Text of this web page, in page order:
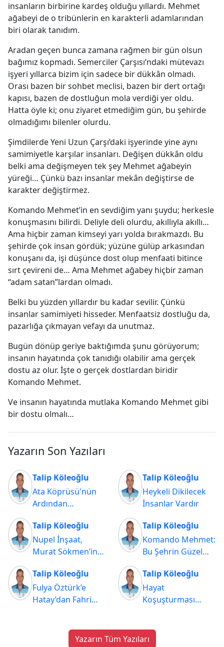
insanların birbirine kardeş olduğu yıllardı. Mehmet
ağabeyi de o tribünlerin en karakterli adamlarından
biri olarak tanıdım.
Aradan geçen bunca zamana rağmen bir gün olsun
bağımız kopmadı. Semerciler Çarşısı’ndaki mütevazı
işyeri yıllarca bizim için sadece bir dükkân olmadı.
Orası bazen bir sohbet meclisi, bazen bir dert ortağı
kapısı, bazen de dostluğun mola verdiği yer oldu.
Hatta öyle ki; onu ziyaret etmediğim gün, bu şehirde
olmadığımı bilenler olurdu.
Şimdilerde Yeni Uzun Çarşı’daki işyerinde yine aynı
samimiyetle karşılar insanları. Değişen dükkân oldu
belki ama değişmeyen tek şey Mehmet ağabeyin
yüreği… Çünkü bazı insanlar mekân değiştirse de
karakter değiştirmez.
Komando Mehmet’in en sevdiğim yanı şuydu; herkesle
konuşmasını bilirdi. Deliyle deli olurdu, akıllıyla akıllı…
Ama hiçbir zaman kimseyi yarı yolda bırakmazdı. Bu
şehirde çok insan gördük; yüzüne gülüp arkasından
konuşanı da, işi düşünce dost olup menfaati bitince
sırt çevireni de… Ama Mehmet ağabey hiçbir zaman
“adam satan”lardan olmadı.
Belki bu yüzden yıllardır bu kadar sevilir. Çünkü
insanlar samimiyeti hisseder. Menfaatsiz dostluğu da,
pazarlığa çıkmayan vefayı da unutmaz.
Bugün dönüp geriye baktığımda şunu görüyorum;
insanın hayatında çok tanıdığı olabilir ama gerçek
dostu az olur. İşte o gerçek dostlardan biridir
Komando Mehmet.
Ve insanın hayatında mutlaka Komando Mehmet gibi
bir dostu olmalı…
Yazarın Son Yazıları
Talip Köleoğlu
Ata Köprüsü'nün
Ardından…
Talip Köleoğlu
Heykeli Dikilecek
İnsanlar Vardır
Talip Köleoğlu
Nupel İnşaat,
Murat Sökmen’in
Hedefliyor
Talip Köleoğlu
Komando Mehmet:
Bu Şehrin Güzel
Talip Köleoğlu
Fulya Öztürk’e
Hatay’dan Fahri
Talip Köleoğlu
Hayat
Koşuşturması
Yazarın Tüm Yazıları